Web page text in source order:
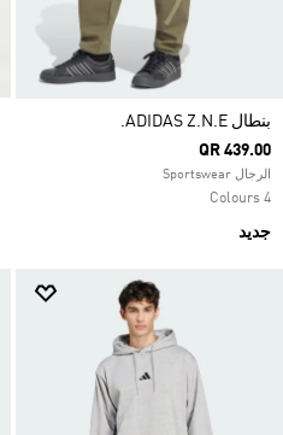
بنطال ADIDAS Z.N.E.
QR 439.00
الرجال Sportswear
4 Colours
جديد